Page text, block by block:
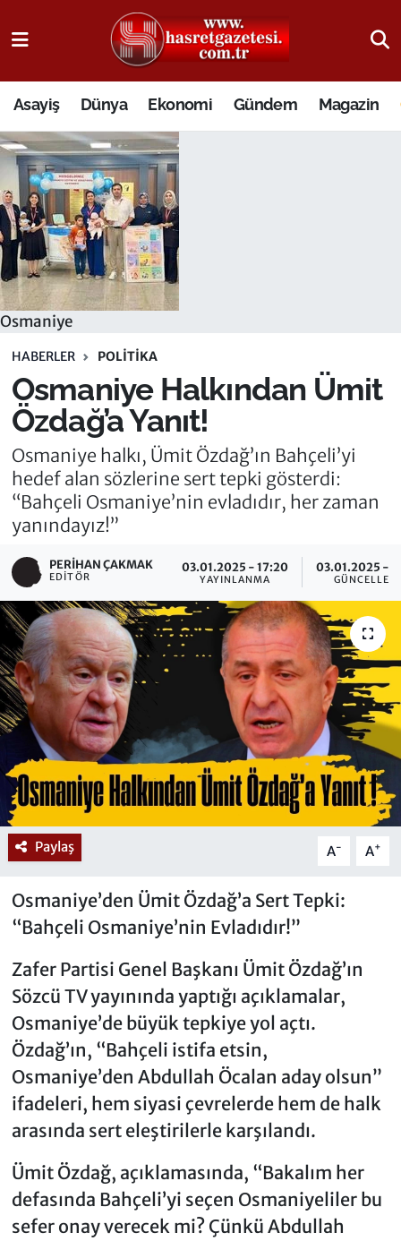
Asayiş Dünya Ekonomi Gündem Magazin
Osmaniye
HABERLER POLITIKA
Osmaniye Halkından Ümit
Özdağ’a Yanıt!
Osmaniye halkı, Ümit Özdağ’ın Bahçeli’yi
hedef alan sözlerine sert tepki gösterdi:
“Bahçeli Osmaniye’nin evladıdır, her zaman
yanındayız!”
PERIHAN ÇAKMAK
EDITÖR
03.01.2025 - 17:20
YAYINLANMA
03.01.2025 -
Paylaş A- A+
Osmaniye’den Ümit Özdağ’a Sert Tepki:
“Bahçeli Osmaniye’nin Evladıdır!”
Zafer Partisi Genel Başkanı Ümit Özdağ’ın
Sözcü TV yayınında yaptığı açıklamalar,
Osmaniye’de büyük tepkiye yol açtı.
Özdağ’ın, “Bahçeli istifa etsin,
Osmaniye’den Abdullah Öcalan aday olsun”
ifadeleri, hem siyasi çevrelerde hem de halk
arasında sert eleştirilerle karşılandı.
Ümit Özdağ, açıklamasında, “Bakalım her
defasında Bahçeli’yi seçen Osmaniyeliler bu
sefer onay verecek mi? Çünkü Abdullah
Osmaniye Nöbetçi Eczaneler
Osmaniye Hava Durumu
Osmaniye Trafik Yoğunluk Haritası
Süper Lig Puan Durumu ve Fikstür
Tüm Manşetler
Son Dakika Haberleri